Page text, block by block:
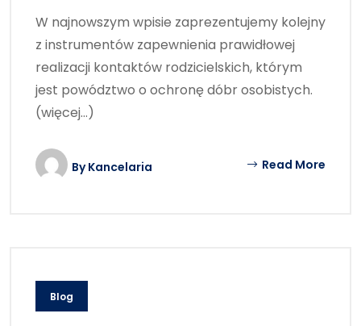
W najnowszym wpisie zaprezentujemy kolejny
z instrumentów zapewnienia prawidłowej
realizacji kontaktów rodzicielskich, którym
jest powództwo o ochronę dóbr osobistych.
(więcej…)
ByKancelaria Read More
Blog